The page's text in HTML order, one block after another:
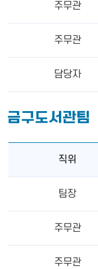
주무관
주무관
담당자
금구도서관팀
직위
팀장
주무관
주무관